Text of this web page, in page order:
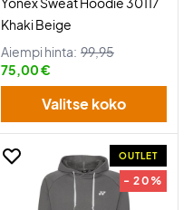
Khaki Beige
Aiempi hinta: 99,95
75,00 €
Valitse koko
OUTLET
- 20%